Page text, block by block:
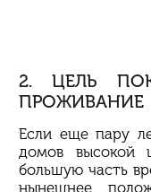
2. ЦЕЛЬ
ПРОЖИВАНИЕ
Если еще пару
домов высокой
большую часть
нынешнее